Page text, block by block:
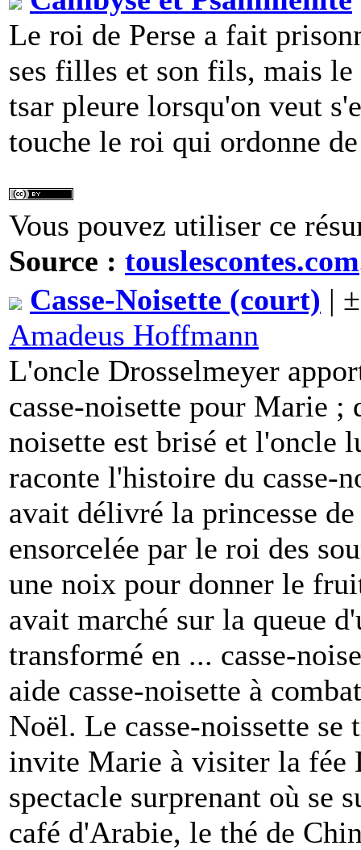
Le roi de Perse a fait
ses filles et son fils, mais
tsar pleure lorsqu'on veut
touche le roi qui ordonne
Vous pouvez utiliser ce
Source : touslescontes.com
Casse-Noisette (court) |
Amadeus Hoffmann
L'oncle Drosselmeyer
casse-noisette pour Marie ;
noisette est brisé et l'oncle
raconte l'histoire du casse-
avait délivré la princesse
ensorcelée par le roi des
une noix pour donner le
avait marché sur la queue
transformé en ... casse-
aide casse-noisette à
Noël. Le casse-noissette
invite Marie à visiter la fée
spectacle surprenant où se
café d'Arabie, le thé de